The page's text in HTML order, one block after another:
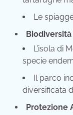
Le
L’isola di
specie
Il parco
diversificata
Protezione